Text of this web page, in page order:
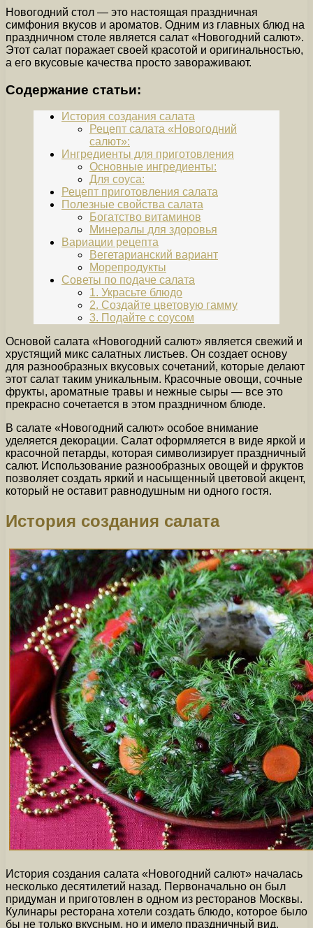
Новогодний стол — это настоящая праздничная
симфония вкусов и ароматов. Одним из главных блюд на
праздничном столе является салат «Новогодний салют».
Этот салат поражает своей красотой и оригинальностью,
а его вкусовые качества просто завораживают.
Содержание статьи:
История создания салата
Рецепт салата «Новогодний
салют»:
Ингредиенты для приготовления
Основные ингредиенты:
Для соуса:
Рецепт приготовления салата
Полезные свойства салата
Богатство витаминов
Минералы для здоровья
Вариации рецепта
Вегетарианский вариант
Морепродукты
Советы по подаче салата
1. Украсьте блюдо
2. Создайте цветовую гамму
3. Подайте с соусом
Основой салата «Новогодний салют» является свежий и
хрустящий микс салатных листьев. Он создает основу
для разнообразных вкусовых сочетаний, которые делают
этот салат таким уникальным. Красочные овощи, сочные
фрукты, ароматные травы и нежные сыры — все это
прекрасно сочетается в этом праздничном блюде.
В салате «Новогодний салют» особое внимание
уделяется декорации. Салат оформляется в виде яркой и
красочной петарды, которая символизирует праздничный
салют. Использование разнообразных овощей и фруктов
позволяет создать яркий и насыщенный цветовой акцент,
который не оставит равнодушным ни одного гостя.
История создания салата
История создания салата «Новогодний салют» началась
несколько десятилетий назад. Первоначально он был
придуман и приготовлен в одном из ресторанов Москвы.
Кулинары ресторана хотели создать блюдо, которое было
бы не только вкусным, но и имело праздничный вид.